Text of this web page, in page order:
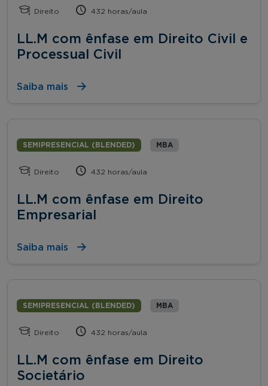
Direito 432 horas/aula
LL.M com ênfase em Direito Civil e
Processual Civil
Saiba mais
SEMIPRESENCIAL (BLENDED) MBA
Direito 432 horas/aula
LL.M com ênfase em Direito
Empresarial
Saiba mais
SEMIPRESENCIAL (BLENDED) MBA
Direito 432 horas/aula
LL.M com ênfase em Direito
Societário